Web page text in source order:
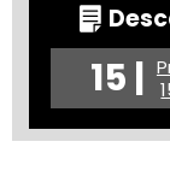
15 |